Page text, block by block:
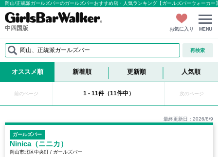
岡山/正統派ガールズバーのガールズバーおすすめ店・人気ランキング【ガールズバーウォーカー
中四国版 お気に入り MENU
岡山、正統派ガールズバー 再検索
オススメ順 新着順 更新順 人気順
前のページ 1 - 11件（11件中） 次のページ
最終更新日：2026/8/9
ガールズバー
Ninica（ニニカ）
岡山市北区中央町 / ガールズバー